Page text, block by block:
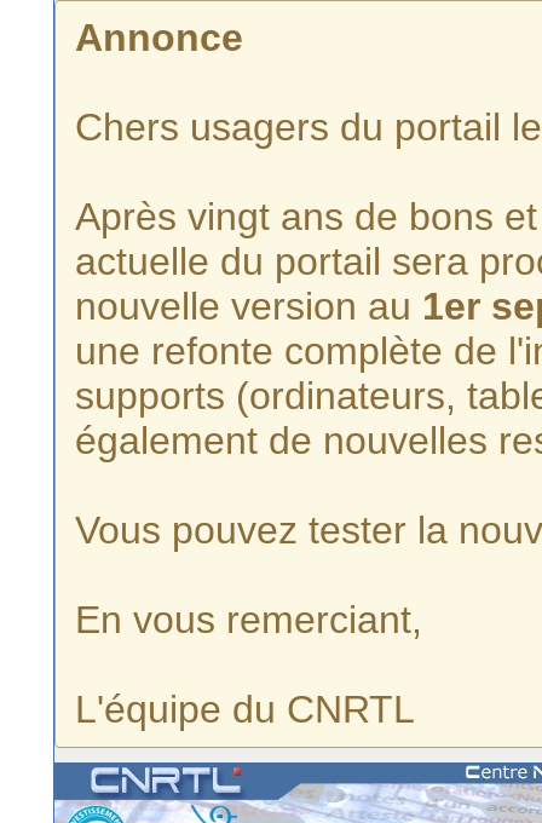
Annonce
Chers usagers du portail
Après vingt ans de bons
actuelle du portail sera
nouvelle version au 1er
une refonte complète de
supports (ordinateurs,
également de nouvelles
Vous pouvez tester la
En vous remerciant,
L'équipe du CNRTL